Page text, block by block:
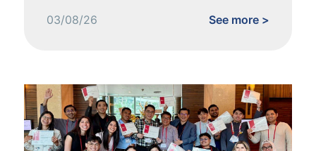
03/08/26 See more >